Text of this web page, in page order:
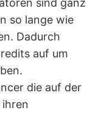
so lange wie
Dadurch
auf um
die auf der